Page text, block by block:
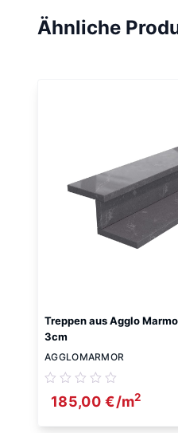
Ähnliche
Treppen aus Agglo
3cm
AGGLOMARMOR
185,00 €/m2